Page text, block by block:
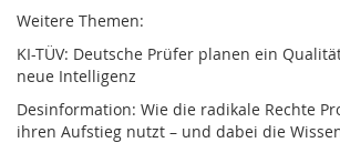
Weitere Themen:
KI-TÜV: Deutsche Prüfer planen ein
neue Intelligenz
Desinformation: Wie die radikale Rechte
ihren Aufstieg nutzt – und dabei die